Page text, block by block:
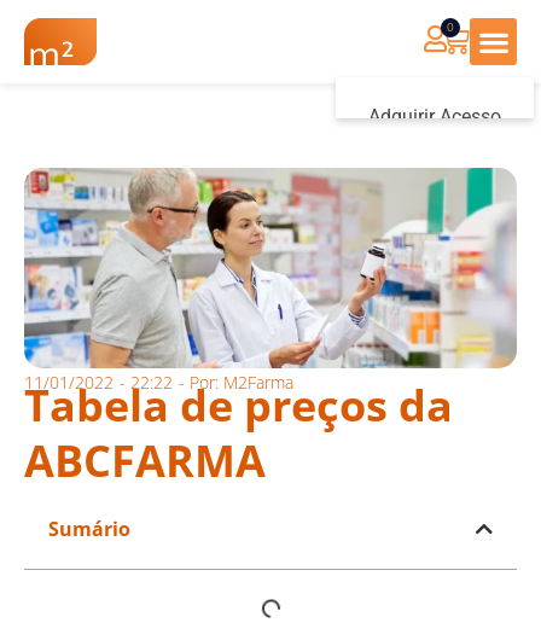
Adquirir Acesso
0
11/01/2022 - 22:22 - Por: M2Farma
Tabela de preços da
ABCFARMA
Sumário